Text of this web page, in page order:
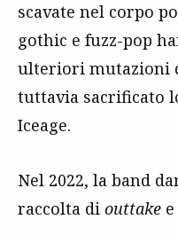
scavate nel corpo
gothic e fuzz-pop
ulteriori mutazioni
tuttavia sacrificato
Iceage.
Nel 2022, la band
raccolta di outtake